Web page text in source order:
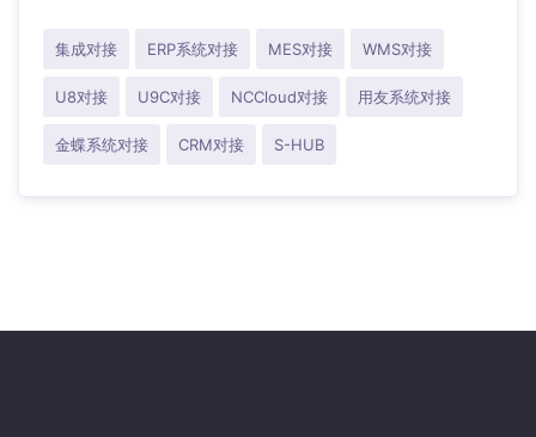
集成对接 ERP系统对接 MES对接 WMS对接
U8对接 U9C对接 NCCloud对接 用友系统对接
金蝶系统对接 CRM对接 S-HUB